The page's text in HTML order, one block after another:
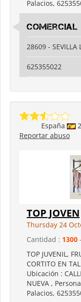
Palacios,
Comercial
28609 - SEVILLA
625355022
España
Reportar abuso
TOP JOVEN
Thursday 24
Cantidad : 1300
TOP JUVENIL,
CORTITO EN
Ubicación :
NUEVA ,
Palacios,